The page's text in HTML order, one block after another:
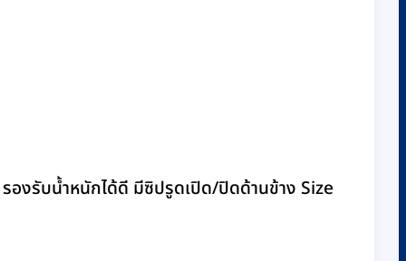
งรับน้ำหนักได้ดี มีซิปรูดเปิด/ปิดด้านข้าง Size